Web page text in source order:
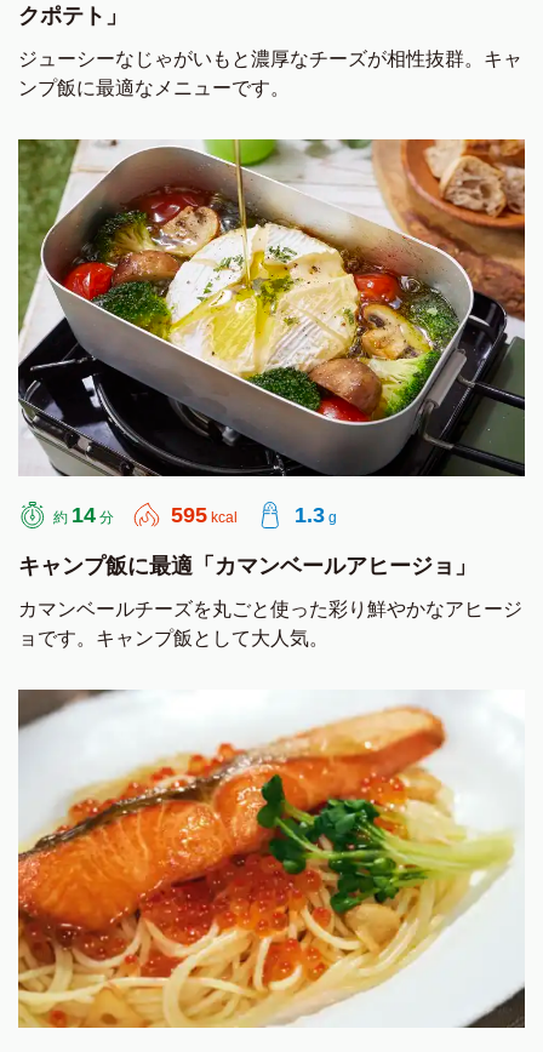
クポテト」
ジューシーなじゃがいもと濃厚なチーズが相性抜群。キャ
ンプ飯に最適なメニューです。
約 14 分 595 kcal 1.3 g
キャンプ飯に最適「カマンベールアヒージョ」
カマンベールチーズを丸ごと使った彩り鮮やかなアヒージ
ョです。キャンプ飯として大人気。